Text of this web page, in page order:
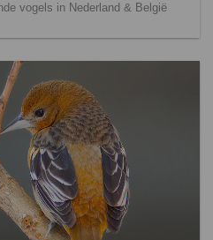
vogels in Nederland & België